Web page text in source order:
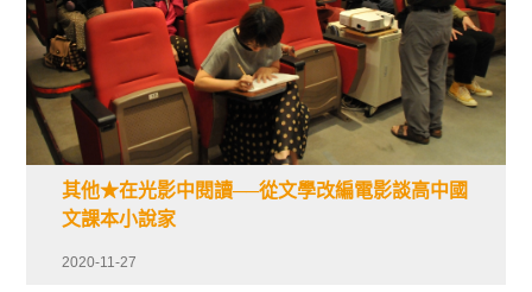
其他★在光影中閱讀──從文學改編電影談高中國
文課本小說家
2020-11-27